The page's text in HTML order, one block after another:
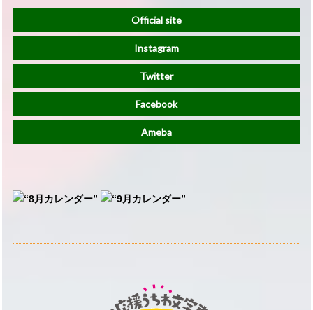
Official site
Instagram
Twitter
Facebook
Ameba